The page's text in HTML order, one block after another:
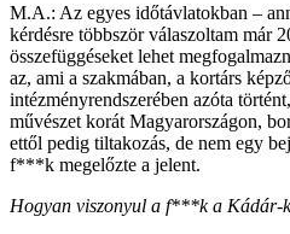
M.A.: Az egyes időtávlatokban –
kérdésre többször válaszoltam már
összefüggéseket lehet
az, ami a szakmában, a kortárs
intézményrendszerében azóta
művészet korát Magyarországon,
ettől pedig tiltakozás, de nem egy
f***k megelőzte a jelent.
Hogyan viszonyul a f***k a Kádár-